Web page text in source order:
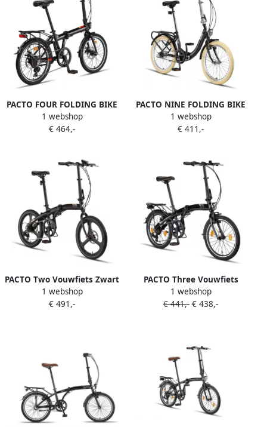
PACTO FOUR FOLDING BIKE
BLACK 6v VOUWFIETS
PLOOIFIETS ALUMINIUM
1 webshop
€ 464,-
PACTO NINE FOLDING BIKE
3v ZWART VOUWFIETS
PLOOIFIETS LAGE INSTAP
1 webshop
€ 411,-
PACTO Two Vouwfiets Zwart
20 inch Shi o 6v Aluminium
Schijfrem Plooifiets Folding
1 webshop
€ 491,-
PACTO Three Vouwfiets
Zwart Shimano 6v
Aluminium 20 inch
1 webshop
€ 441,- € 438,-